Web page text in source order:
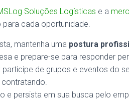
Soluções Logísticas e a
para cada oportunidade.
mantenha uma postura
e prepare-se para responder
: participe de grupos e eventos do
e persista em sua busca pelo